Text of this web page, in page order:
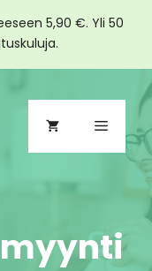
5,90 €. Yli 50
Valikko